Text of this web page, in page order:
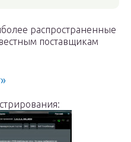
распространенные
поставщикам